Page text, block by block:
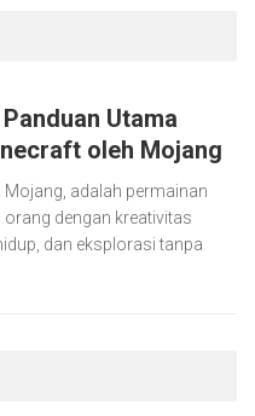
Utama
oleh Mojang
adalah permainan
dengan kreativitas
dan eksplorasi tanpa